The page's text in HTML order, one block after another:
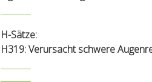
H-Sätze:
H319: Verursacht schwere